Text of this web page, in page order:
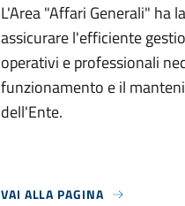
L'Area "Affari Generali" ha
assicurare l'efficiente
operativi e professionali
funzionamento e il
dell'Ente.
VAI ALLA PAGINA